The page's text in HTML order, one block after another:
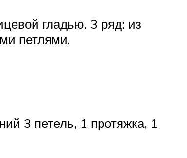
гладью. 3 ряд: из
петлями.
3 петель, 1 протяжка, 1